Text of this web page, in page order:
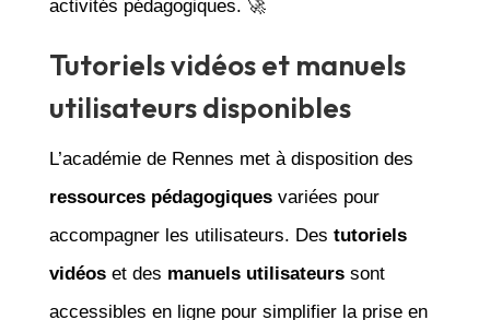
activités pédagogiques. 🚀
Tutoriels vidéos et manuels
utilisateurs disponibles
L’académie de Rennes met à disposition des
ressources pédagogiquesvariées pour
accompagner les utilisateurs. Des tutoriels
vidéoset des manuels utilisateurssont
accessibles en ligne pour simplifier la prise en